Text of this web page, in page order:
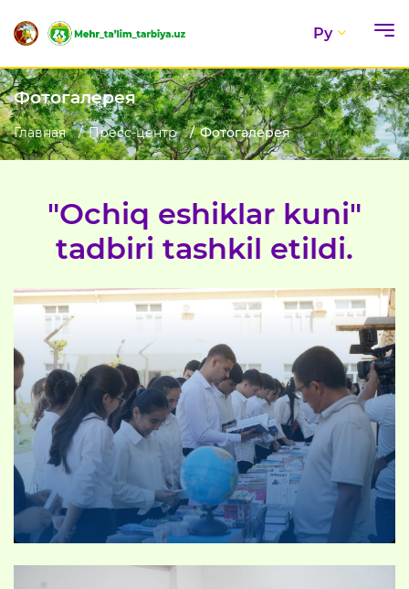
Ру
Фотогалерея
Главная Пресс-центр Фотогалерея
"Ochiq eshiklar kuni"
tadbiri tashkil etildi.